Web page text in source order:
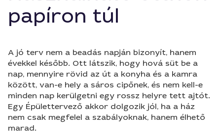
papíron túl
A jó terv nem a beadás napján bizonyít, hanem
évekkel később. Ott látszik, hogy hová süt be a
nap, mennyire rövid az út a konyha és a kamra
között, van-e hely a sáros cipőnek, és nem kell-e
minden nap kerülgetni egy rossz helyre tett ajtót.
Egy Épülettervező akkor dolgozik jól, ha a ház
nem csak megfelel a szabályoknak, hanem élhető
marad.